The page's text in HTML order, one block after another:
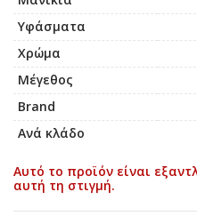
Υφάσματα
Χρώμα
Μέγεθος
Brand
Ανά κλάδο
Αυτό το προϊόν είναι
αυτή τη στιγμή.